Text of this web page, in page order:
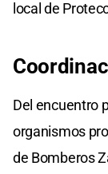
local de
Del encuentro
organismos
de Bomberos